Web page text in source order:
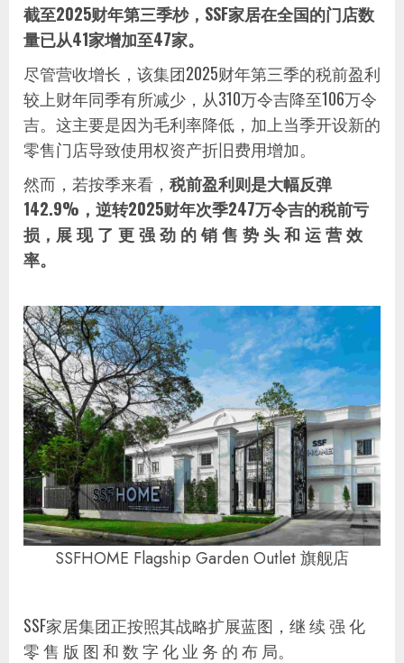
截至2025财年第三季杪，SSF家居在全国的门店数
量已从41家增加至47家。
尽管营收增长，该集团2025财年第三季的税前盈利
较上财年同季有所减少，从310万令吉降至106万令
吉。这主要是因为毛利率降低，加上当季开设新的
零售门店导致使用权资产折旧费用增加。
然而，若按季来看， 税前盈利则是大幅反弹
142.9%，逆转2025财年次季247万令吉的税前亏
损，展 现 了 更 强 劲 的 销 售 势 头 和 运 营 效
率。
SSFHOME Flagship Garden Outlet 旗舰店
SSF家居集团正按照其战略扩展蓝图，继 续 强 化
零 售 版 图 和 数 字 化 业 务 的 布 局。